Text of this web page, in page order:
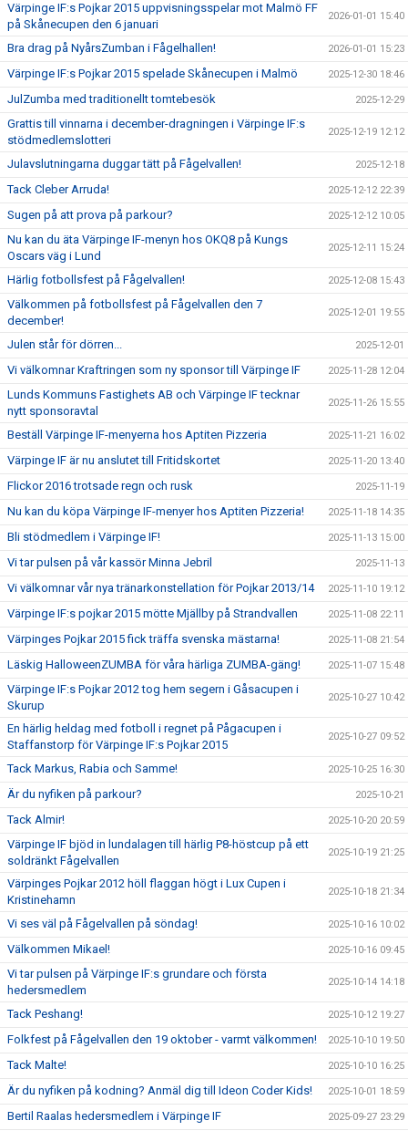
Värpinge IF:s Pojkar 2015 uppvisningsspelar mot Malmö FF
på Skånecupen den 6 januari
2026-01-01 15:40
Bra drag på NyårsZumban i Fågelhallen! 2026-01-01 15:23
Värpinge IF:s Pojkar 2015 spelade Skånecupen i Malmö 2025-12-30 18:46
JulZumba med traditionellt tomtebesök 2025-12-29
Grattis till vinnarna i december-dragningen i Värpinge IF:s
stödmedlemslotteri
2025-12-19 12:12
Julavslutningarna duggar tätt på Fågelvallen! 2025-12-18
Tack Cleber Arruda! 2025-12-12 22:39
Sugen på att prova på parkour? 2025-12-12 10:05
Nu kan du äta Värpinge IF-menyn hos OKQ8 på Kungs
Oscars väg i Lund
2025-12-11 15:24
Härlig fotbollsfest på Fågelvallen! 2025-12-08 15:43
Välkommen på fotbollsfest på Fågelvallen den 7
december!
2025-12-01 19:55
Julen står för dörren... 2025-12-01
Vi välkomnar Kraftringen som ny sponsor till Värpinge IF 2025-11-28 12:04
Lunds Kommuns Fastighets AB och Värpinge IF tecknar
nytt sponsoravtal
2025-11-26 15:55
Beställ Värpinge IF-menyerna hos Aptiten Pizzeria 2025-11-21 16:02
Värpinge IF är nu anslutet till Fritidskortet 2025-11-20 13:40
Flickor 2016 trotsade regn och rusk 2025-11-19
Nu kan du köpa Värpinge IF-menyer hos Aptiten Pizzeria! 2025-11-18 14:35
Bli stödmedlem i Värpinge IF! 2025-11-13 15:00
Vi tar pulsen på vår kassör Minna Jebril 2025-11-13
Vi välkomnar vår nya tränarkonstellation för Pojkar 2013/14 2025-11-10 19:12
Värpinge IF:s pojkar 2015 mötte Mjällby på Strandvallen 2025-11-08 22:11
Värpinges Pojkar 2015 fick träffa svenska mästarna! 2025-11-08 21:54
Läskig HalloweenZUMBA för våra härliga ZUMBA-gäng! 2025-11-07 15:48
Värpinge IF:s Pojkar 2012 tog hem segern i Gåsacupen i
Skurup
2025-10-27 10:42
En härlig heldag med fotboll i regnet på Pågacupen i
Staffanstorp för Värpinge IF:s Pojkar 2015
2025-10-27 09:52
Tack Markus, Rabia och Samme! 2025-10-25 16:30
Är du nyfiken på parkour? 2025-10-21
Tack Almir! 2025-10-20 20:59
Värpinge IF bjöd in lundalagen till härlig P8-höstcup på ett
soldränkt Fågelvallen
2025-10-19 21:25
Värpinges Pojkar 2012 höll flaggan högt i Lux Cupen i
Kristinehamn
2025-10-18 21:34
Vi ses väl på Fågelvallen på söndag! 2025-10-16 10:02
Välkommen Mikael! 2025-10-16 09:45
Vi tar pulsen på Värpinge IF:s grundare och första
hedersmedlem
2025-10-14 14:18
Tack Peshang! 2025-10-12 19:27
Folkfest på Fågelvallen den 19 oktober - varmt välkommen! 2025-10-10 19:50
Tack Malte! 2025-10-10 16:25
Är du nyfiken på kodning? Anmäl dig till Ideon Coder Kids! 2025-10-01 18:59
Bertil Raalas hedersmedlem i Värpinge IF 2025-09-27 23:29